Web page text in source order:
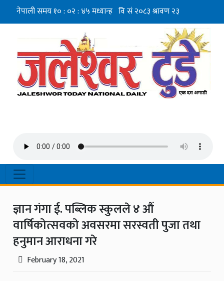
ज्ञान गंगा ई. पब्लिक स्कुलले ४ औं
वार्षिकोत्सवको अवसरमा सरस्वती पुजा तथा
हनुमान आराधना गरे
February 18, 2021